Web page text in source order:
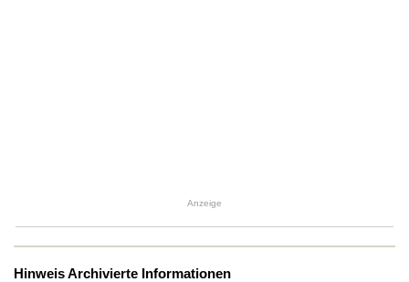
Anzeige
Hinweis Archivierte Informationen